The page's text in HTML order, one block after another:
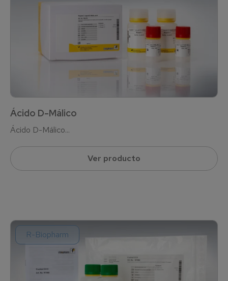
Ácido D-Málico
Ácido D-Málico...
Ver producto
R-Biopharm